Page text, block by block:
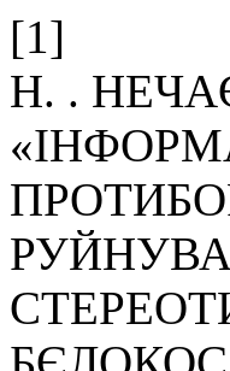
[1]
Н. .